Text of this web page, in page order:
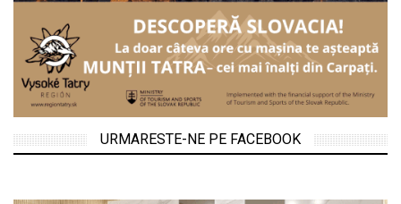
URMARESTE-NE PE FACEBOOK